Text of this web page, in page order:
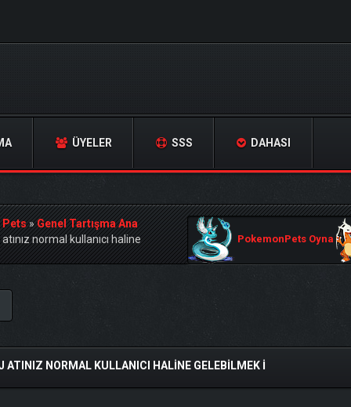
ÜYELER SSS DAHASI
Pets»Genel Tartışma Ana
normal kullanıcı haline
PokemonPets Oyna
ATINIZ NORMAL KULLANICI HALINE GELEBILMEK I